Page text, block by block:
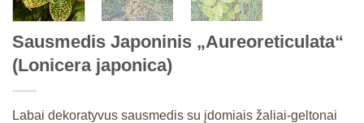
Sausmedis Japoninis „Aureoreticulata“
(Lonicera japonica)
Labai dekoratyvus sausmedis su įdomiais žaliai-geltonai